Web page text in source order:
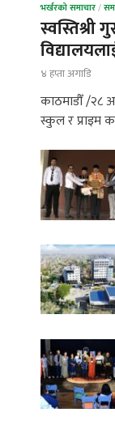
भर्खरको समाचार/
स्वस्तिश्री
४ हप्ता अगाडि
काठमाडौँ /२८
स्कुल र प्राइम